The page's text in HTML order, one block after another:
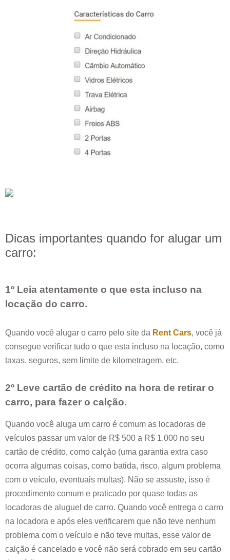
Dicas importantes quando for alugar um
carro:
1º Leia atentamente o que esta incluso na
locação do carro.
Quando você alugar o carro pelo site da Rent Cars, você já
consegue verificar tudo o que esta incluso na locação, como
taxas, seguros, sem limite de kilometragem, etc.
2º Leve cartão de crédito na hora de retirar o
carro, para fazer o calção.
Quando você aluga um carro é comum as locadoras de
veículos passar um valor de R$ 500 a R$ 1.000 no seu
cartão de crédito, como calção (uma garantia extra caso
ocorra algumas coisas, como batida, risco, algum problema
com o veículo, eventuais multas). Não se assuste, isso é
procedimento comum e praticado por quase todas as
locadoras de aluguel de carro. Quando você entrega o carro
na locadora e após eles verificarem que não teve nenhum
problema com o veículo e não teve multas, esse valor de
calção é cancelado e você não será cobrado em seu cartão